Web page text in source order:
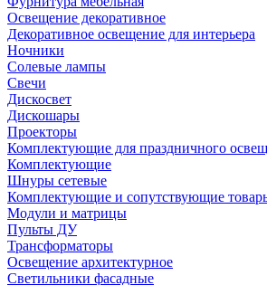
Освещение декоративное
Декоративное освещение для интерьера
Ночники
Солевые лампы
Свечи
Дискосвет
Дискошары
Проекторы
Комплектующие для праздничного
Комплектующие
Шнуры сетевые
Комплектующие и сопутствующие
Модули и матрицы
Пульты ДУ
Трансформаторы
Освещение архитектурное
Светильники фасадные